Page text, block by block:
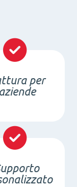
per
aziende